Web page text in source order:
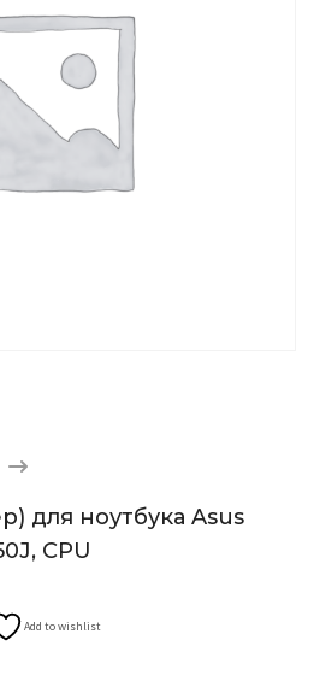
для ноутбука Asus
CPU
Add to wishlist